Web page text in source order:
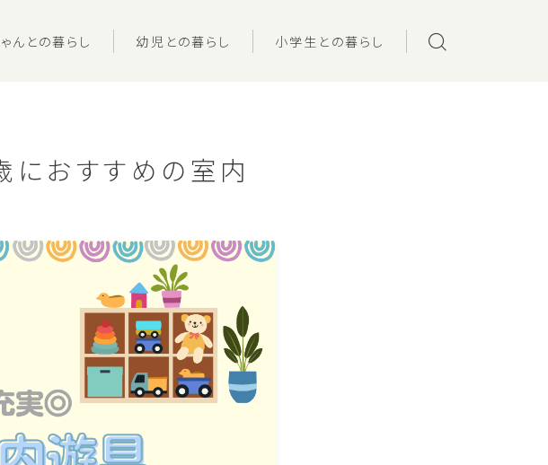
んとの暮らし 幼児との暮らし 小学生との暮らし
におすすめの室内